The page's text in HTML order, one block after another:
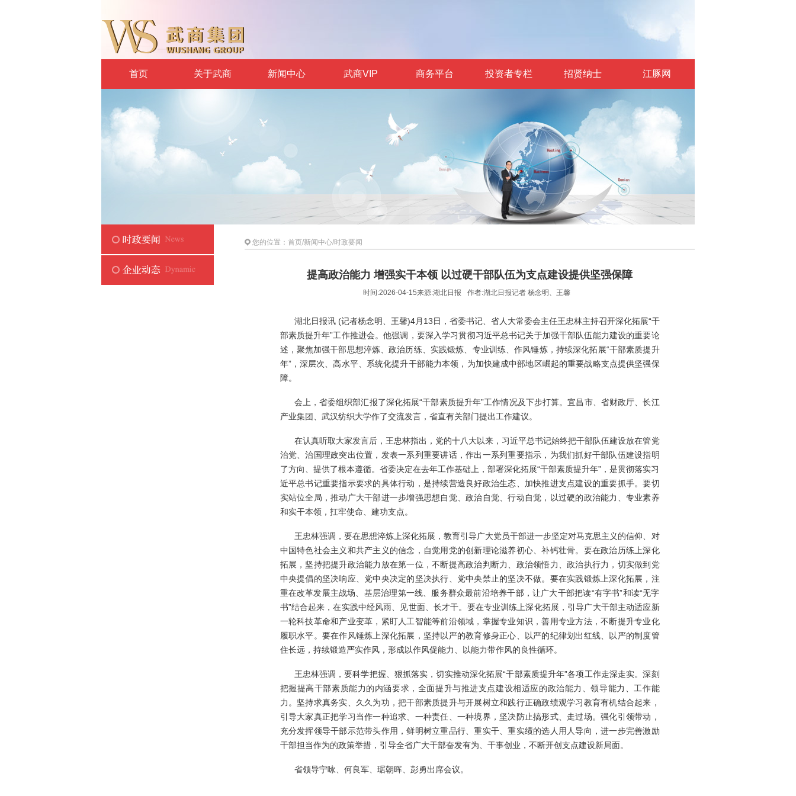
首页 关于武商 新闻中心 武商VIP 商务平台 投资者专栏 招贤纳士 江豚网
您的位置： 首页/新闻中心/时政要闻
提高政治能力 增强实干本领 以过硬干部队伍为支点建设提供坚强保障
时间:2026-04-15来源:湖北日报 作者:湖北日报记者 杨念明、王馨
湖北日报讯 (记者杨念明、王馨)4月13日，省委书记、省人大常委会主任王忠林主持召开深化拓展“干
部素质提升年”工作推进会。他强调，要深入学习贯彻习近平总书记关于加强干部队伍能力建设的重要论
述，聚焦加强干部思想淬炼、政治历练、实践锻炼、专业训练、作风锤炼，持续深化拓展“干部素质提升
年”，深层次、高水平、系统化提升干部能力本领，为加快建成中部地区崛起的重要战略支点提供坚强保
障。
会上，省委组织部汇报了深化拓展“干部素质提升年”工作情况及下步打算。宜昌市、省财政厅、长江
产业集团、武汉纺织大学作了交流发言，省直有关部门提出工作建议。
在认真听取大家发言后，王忠林指出，党的十八大以来，习近平总书记始终把干部队伍建设放在管党
治党、治国理政突出位置，发表一系列重要讲话，作出一系列重要指示，为我们抓好干部队伍建设指明
了方向、提供了根本遵循。省委决定在去年工作基础上，部署深化拓展“干部素质提升年”，是贯彻落实习
近平总书记重要指示要求的具体行动，是持续营造良好政治生态、加快推进支点建设的重要抓手。要切
实站位全局，推动广大干部进一步增强思想自觉、政治自觉、行动自觉，以过硬的政治能力、专业素养
和实干本领，扛牢使命、建功支点。
王忠林强调，要在思想淬炼上深化拓展，教育引导广大党员干部进一步坚定对马克思主义的信仰、对
中国特色社会主义和共产主义的信念，自觉用党的创新理论滋养初心、补钙壮骨。要在政治历练上深化
拓展，坚持把提升政治能力放在第一位，不断提高政治判断力、政治领悟力、政治执行力，切实做到党
中央提倡的坚决响应、党中央决定的坚决执行、党中央禁止的坚决不做。要在实践锻炼上深化拓展，注
重在改革发展主战场、基层治理第一线、服务群众最前沿培养干部，让广大干部把读“有字书”和读“无字
书”结合起来，在实践中经风雨、见世面、长才干。要在专业训练上深化拓展，引导广大干部主动适应新
一轮科技革命和产业变革，紧盯人工智能等前沿领域，掌握专业知识，善用专业方法，不断提升专业化
履职水平。要在作风锤炼上深化拓展，坚持以严的教育修身正心、以严的纪律划出红线、以严的制度管
住长远，持续锻造严实作风，形成以作风促能力、以能力带作风的良性循环。
王忠林强调，要科学把握、狠抓落实，切实推动深化拓展“干部素质提升年”各项工作走深走实。深刻
把握提高干部素质能力的内涵要求，全面提升与推进支点建设相适应的政治能力、领导能力、工作能
力。坚持求真务实、久久为功，把干部素质提升与开展树立和践行正确政绩观学习教育有机结合起来，
引导大家真正把学习当作一种追求、一种责任、一种境界，坚决防止搞形式、走过场。强化引领带动，
充分发挥领导干部示范带头作用，鲜明树立重品行、重实干、重实绩的选人用人导向，进一步完善激励
干部担当作为的政策举措，引导全省广大干部奋发有为、干事创业，不断开创支点建设新局面。
省领导宁咏、何良军、琚朝晖、彭勇出席会议。